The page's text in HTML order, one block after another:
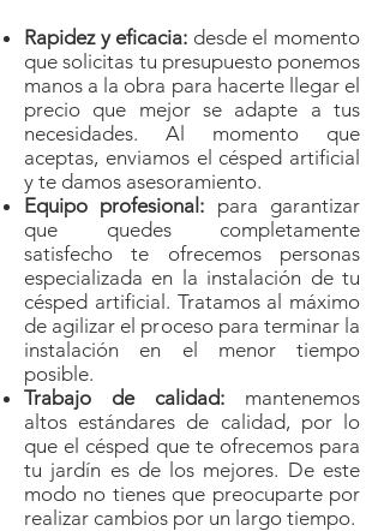
Rapidez y eficacia: desde el momento
que solicitas tu presupuesto ponemos
manos a la obra para hacerte llegar el
precio que mejor se adapte a tus
necesidades. Al momento que
aceptas, enviamos el césped artificial
y te damos asesoramiento.
Equipo profesional: para garantizar
que quedes completamente
satisfecho te ofrecemos personas
especializada en la instalación de tu
césped artificial. Tratamos al máximo
de agilizar el proceso para terminar la
instalación en el menor tiempo
posible.
Trabajo de calidad: mantenemos
altos estándares de calidad, por lo
que el césped que te ofrecemos para
tu jardín es de los mejores. De este
modo no tienes que preocuparte por
realizar cambios por un largo tiempo.